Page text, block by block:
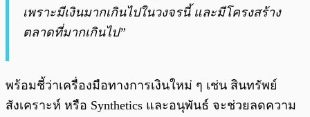
เพราะมีเงินมากเกินไปในวงจรนี้ และมีโครงสร้าง
ตลาดที่มากเกินไป”
พร้อมชี้ว่าเครื่องมือทางการเงินใหม่ ๆ เช่น สินทรัพย์
สังเคราะห์ หรือ Synthetics และอนุพันธ์ จะช่วยลดความ